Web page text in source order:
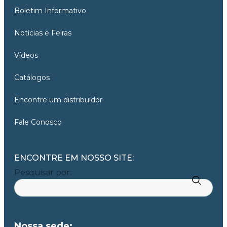
Boletim Informativo
Notícias e Feiras
Vídeos
Catálogos
Encontre um distribuidor
Fale Conosco
ENCONTRE EM NOSSO SITE:
Pesquisar por: